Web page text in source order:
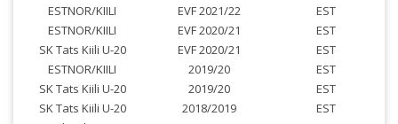
ESTNOR/KIILI
EVF 2021/22
EST
ESTNOR/KIILI
EVF 2020/21
EST
SK Tats Kiili U-20
EVF 2020/21
EST
ESTNOR/KIILI
2019/20
EST
SK Tats Kiili U-20
2019/20
EST
SK Tats Kiili U-20
2018/2019
EST